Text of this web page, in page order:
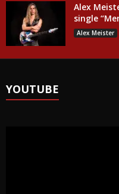
Alex
single
Alex Meister
YOUTUBE